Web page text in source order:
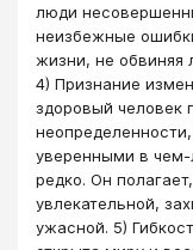
люди
неизбежные
жизни, не обвиняя
4) Признание
здоровый человек
уверенными в
редко. Он
увлекательной,
ужасной. 5)